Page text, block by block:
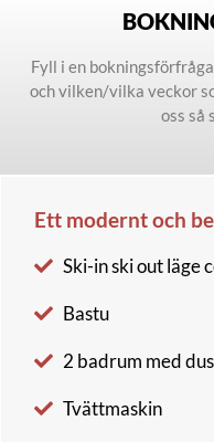
Fyll i en
och vilken/vilka veckor
oss så
Ett modernt och
Ski-in ski out läge
Bastu
2 badrum med
Tvättmaskin